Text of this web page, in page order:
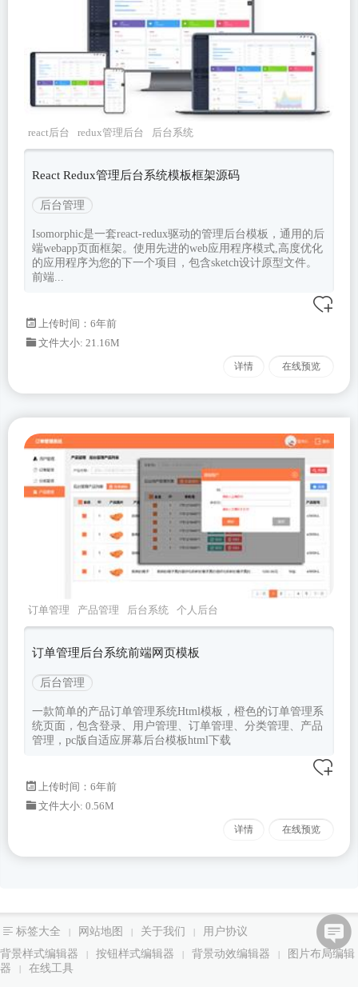
react后台 redux管理后台
后台系统
React Redux管理后台系统模板框架源码
后台管理
Isomorphic是一套react-redux驱动的管理后台模板，通用的后
端webapp页面框架。使用先进的web应用程序模式,高度优化
的应用程序为您的下一个项目，包含sketch设计原型文件。
前端...
上传时间：6年前
文件大小: 21.16M
详情 在线预览
订单管理 产品管理 后台系统 个人后台
订单管理后台系统前端网页模板
后台管理
一款简单的产品订单管理系统Html模板，橙色的订单管理系
统页面，包含登录、用户管理、订单管理、分类管理、产品
管理，pc版自适应屏幕后台模板html下载
上传时间：6年前
文件大小: 0.56M
详情 在线预览
标签大全 | 网站地图 | 关于我们 |
用户协议
背景样式编辑器
| 按钮样式编辑器 | 背景动效编辑器 |
图片布局编辑
器
| 在线工具